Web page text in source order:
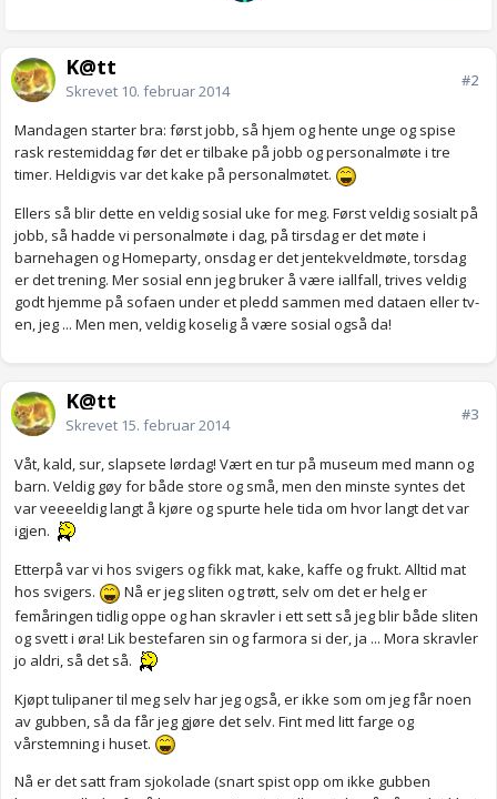
K@tt
Skrevet 10. februar 2014
#2
Mandagen starter bra: først jobb, så hjem og hente unge og spise
rask restemiddag før det er tilbake på jobb og personalmøte i tre
timer. Heldigvis var det kake på personalmøtet.
Ellers så blir dette en veldig sosial uke for meg. Først veldig sosialt på
jobb, så hadde vi personalmøte i dag, på tirsdag er det møte i
barnehagen og Homeparty, onsdag er det jentekveldmøte, torsdag
er det trening. Mer sosial enn jeg bruker å være iallfall, trives veldig
godt hjemme på sofaen under et pledd sammen med dataen eller tv-
en, jeg ... Men men, veldig koselig å være sosial også da!
K@tt
Skrevet 15. februar 2014
#3
Våt, kald, sur, slapsete lørdag! Vært en tur på museum med mann og
barn. Veldig gøy for både store og små, men den minste syntes det
var veeeeldig langt å kjøre og spurte hele tida om hvor langt det var
igjen.
Etterpå var vi hos svigers og fikk mat, kake, kaffe og frukt. Alltid mat
hos svigers.
Nå er jeg sliten og trøtt, selv om det er helg er
femåringen tidlig oppe og han skravler i ett sett så jeg blir både sliten
og svett i øra! Lik bestefaren sin og farmora si der, ja ... Mora skravler
jo aldri, så det så.
Kjøpt tulipaner til meg selv har jeg også, er ikke som om jeg får noen
av gubben, så da får jeg gjøre det selv. Fint med litt farge og
vårstemning i huset.
Nå er det satt fram sjokolade (snart spist opp om ikke gubben